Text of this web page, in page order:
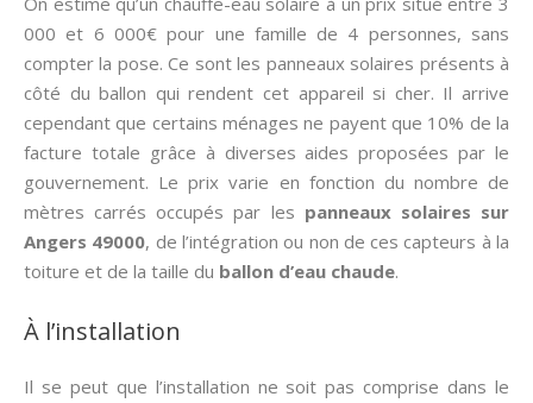
000 et 6 000€ pour une famille de 4 personnes, sans
compter la pose. Ce sont les panneaux solaires présents à
côté du ballon qui rendent cet appareil si cher. Il arrive
cependant que certains ménages ne payent que 10% de la
facture totale grâce à diverses aides proposées par le
gouvernement. Le prix varie en fonction du nombre de
mètres carrés occupés par les panneaux solaires sur
Angers 49000, de l’intégration ou non de ces capteurs à la
toiture et de la taille du ballon d’eau chaude.
À l’installation
Il se peut que l’installation ne soit pas comprise dans le